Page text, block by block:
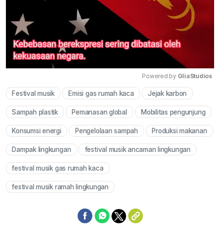
Mute
Powered by GliaStudios
Festival musik Emisi gas rumah kaca Jejak karbon
Sampah plastik Pemanasan global Mobilitas pengunjung
Konsumsi energi Pengelolaan sampah Produksi makanan
Dampak lingkungan festival musik ancaman lingkungan
festival musik gas rumah kaca
festival musik ramah lingkungan